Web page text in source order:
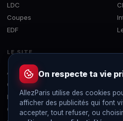
LDC
Coupes
EDF
LE SITE
À propos
Contact
Mentions légales
Confidentialité
On respecte ta vie
AllezParis utilise des cookies
afficher des publicités qui font
accepter, tout refuser, ou